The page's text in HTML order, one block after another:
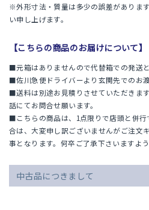
※外形寸法・質量は多少の誤差がありま
い申し上げます。
【こちらの商品のお届けについて】
■元箱はありませんので代替箱での発送と
■佐川急便ドライバーより玄関先でのお渡
■送料は別途お見積りさせていただきま
話にてお問合せ願います。
■こちらの商品は、1点限りで店頭と併
合は、大変申し訳ございませんがご注文
事となります。何卒ご了承下さいますよ
中古品につきまして